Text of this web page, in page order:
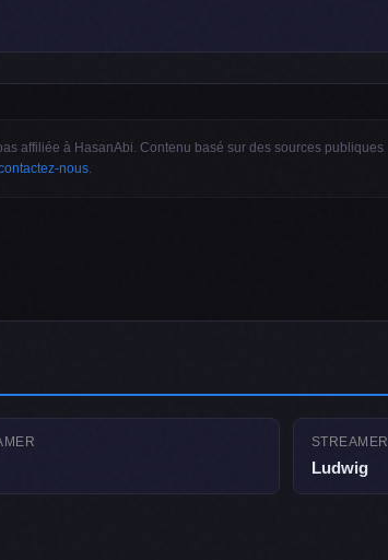
affiliée à HasanAbi. Contenu basé sur des sources publiques
nous
STREAMER
Ludwig